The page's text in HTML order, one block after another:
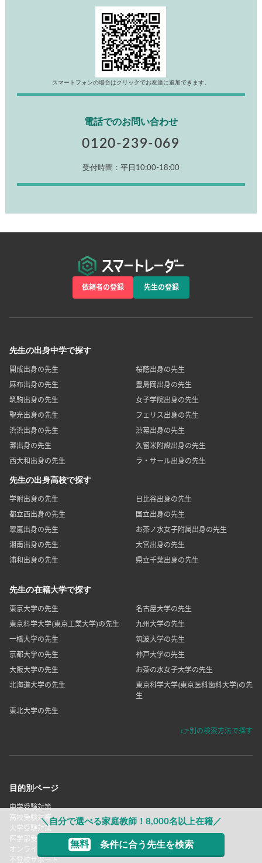
スマートフォンの場合はクリックでお友達に追加できます。
電話でのお問い合わせ
0120-239-069
受付時間：平日10:00-18:00
＼自分で選べる家庭教師！8,000名以上在籍／
無料 条件に合う先生を検索
依頼者の登録 先生の登録
先生の出身中学で探す
開成出身の先生
桜蔭出身の先生
麻布出身の先生
豊島岡出身の先生
筑駒出身の先生
女子学院出身の先生
聖光出身の先生
フェリス出身の先生
渋渋出身の先生
渋幕出身の先生
灘出身の先生
久留米附設出身の先生
西大和出身の先生
ラ・サール出身の先生
先生の出身高校で探す
学附出身の先生
日比谷出身の先生
都立西出身の先生
国立出身の先生
翠嵐出身の先生
お茶ノ水女子附属出身の先生
湘南出身の先生
大宮出身の先生
浦和出身の先生
県立千葉出身の先生
先生の在籍大学で探す
東京大学の先生
名古屋大学の先生
東京科学大学(東京工業大学)の先生
九州大学の先生
一橋大学の先生
筑波大学の先生
京都大学の先生
神戸大学の先生
大阪大学の先生
お茶の水女子大学の先生
北海道大学の先生
東京科学大学(東京医科歯科大学)の先
生
東北大学の先生
👉別の検索方法で探す
目的別ページ
中学受験対策
高校受験対策
大学受験対策
医学部受験対策
オンライン指導
不登校サポート